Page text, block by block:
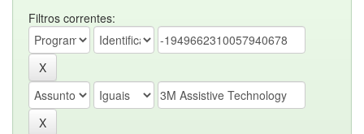
Filtros correntes: